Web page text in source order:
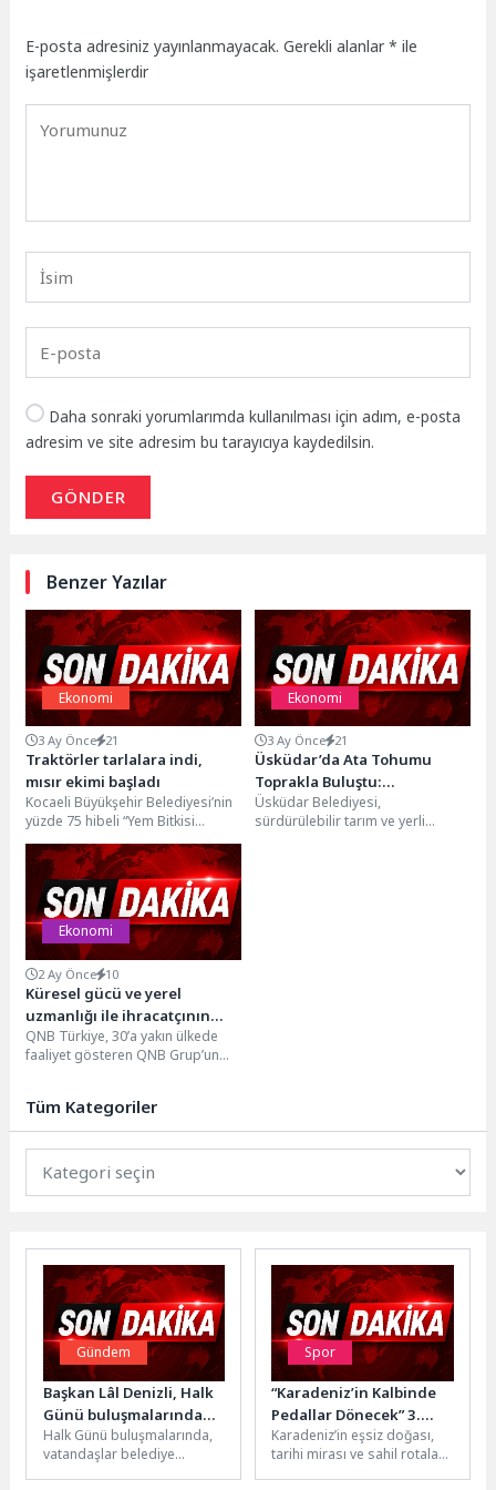
E-posta adresiniz yayınlanmayacak. Gerekli alanlar* ile
işaretlenmişlerdir
Daha sonraki yorumlarımda kullanılması için adım, e-posta
adresim ve site adresim bu tarayıcıya kaydedilsin.
GÖNDER
Benzer Yazılar
Ekonomi
3 Ay Önce 21
Traktörler tarlalara indi,
mısır ekimi başladı
Kocaeli Büyükşehir Belediyesi’nin
yüzde 75 hibeli “Yem Bitkisi
Tohumu Destekleme Projesi”
kapsamında mısır ve yonca...
Ekonomi
3 Ay Önce 21
Üsküdar’da Ata Tohumu
Toprakla Buluştu:
Miniklerden Geleceğe Yeşil
Adım
Üsküdar Belediyesi,
sürdürülebilir tarım ve yerli
Ekonomi
2 Ay Önce 10
Küresel gücü ve yerel
uzmanlığı ile ihracatçının
çözüm ortağı QNB
Türkiye’den yeni uygulama
QNB Türkiye, 30’a yakın ülkede
faaliyet gösteren QNB Grup’un
Tüm Kategoriler
Gündem
Başkan Lâl Denizli, Halk
Günü buluşmalarında
vatandaşları dinlemeye
devam ediyor
Halk Günü buluşmalarında,
vatandaşlar belediye
Spor
“Karadeniz’in Kalbinde
Pedallar Dönecek” 3.
Uluslararası Samsun
Gran Fondo Bisiklet
Yarışı 16-17 Mayıs’ta
Karadeniz’in eşsiz doğası,
tarihi mirası ve sahil rotaları